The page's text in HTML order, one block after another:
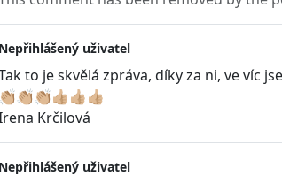
Nepřihlášený uživatel
to je skvělá zpráva, díky za ni, ve víc
👏🏼👏🏼👏🏼👍🏼👍🏼👍🏼
Krčilová
Nepřihlášený uživatel